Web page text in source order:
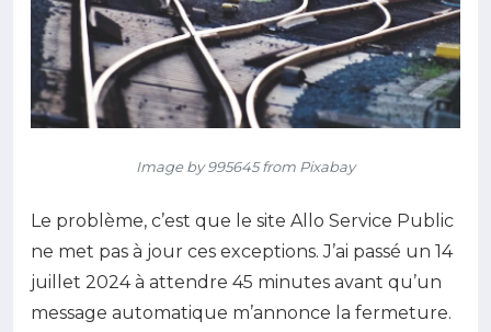
Image by 995645 from Pixabay
Le problème, c’est que le site Allo Service Public
ne met pas à jour ces exceptions. J’ai passé un 14
juillet 2024 à attendre 45 minutes avant qu’un
message automatique m’annonce la fermeture.